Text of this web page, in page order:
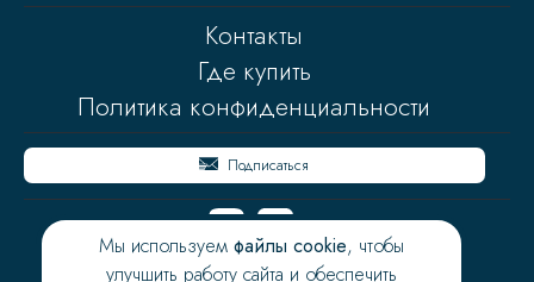
Контакты
Где купить
Политика конфиденциальности
Подписаться
Мы используемфайлы cookie, чтобы
улучшить работу сайта и обеспечить